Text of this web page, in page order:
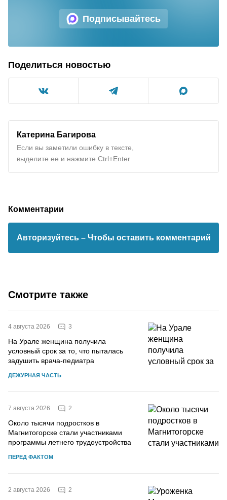
Подписывайтесь
Поделиться новостью
Катерина Багирова
Если вы заметили ошибку в тексте,
выделите ее и нажмите Ctrl+Enter
Комментарии
Авторизуйтесь – Чтобы оставить комментарий
Смотрите также
4 августа 2026 3
На Урале женщина получила
условный срок за то, что пыталась
задушить врача-педиатра
ДЕЖУРНАЯ ЧАСТЬ
7 августа 2026 2
Около тысячи подростков в
Магнитогорске стали участниками
программы летнего трудоустройства
ПЕРЕД ФАКТОМ
2 августа 2026 2